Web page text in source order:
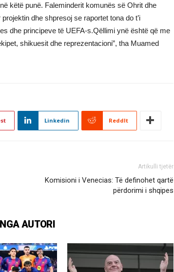
këtë punë. Faleminderit komunës së Ohrit dhe
dhe shpresoj se raportet tona do t’i
dhe principeve të UEFA-s.Qëllimi ynë është që me
shikuesit dhe reprezentacioni”, tha Muamed
Linkedin ReddIt
Artikulli tjetër
Komisioni i Venecias: Të definohet qartë
përdorimi i shqipes
AUTORI